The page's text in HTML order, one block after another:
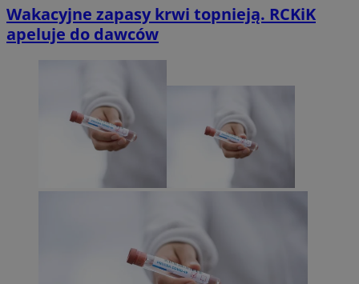
Wakacyjne zapasy krwi topnieją. RCKiK
apeluje do dawców